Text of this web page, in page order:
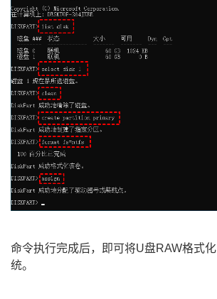
命令执行完成后，即可将U盘RAW格式
统。